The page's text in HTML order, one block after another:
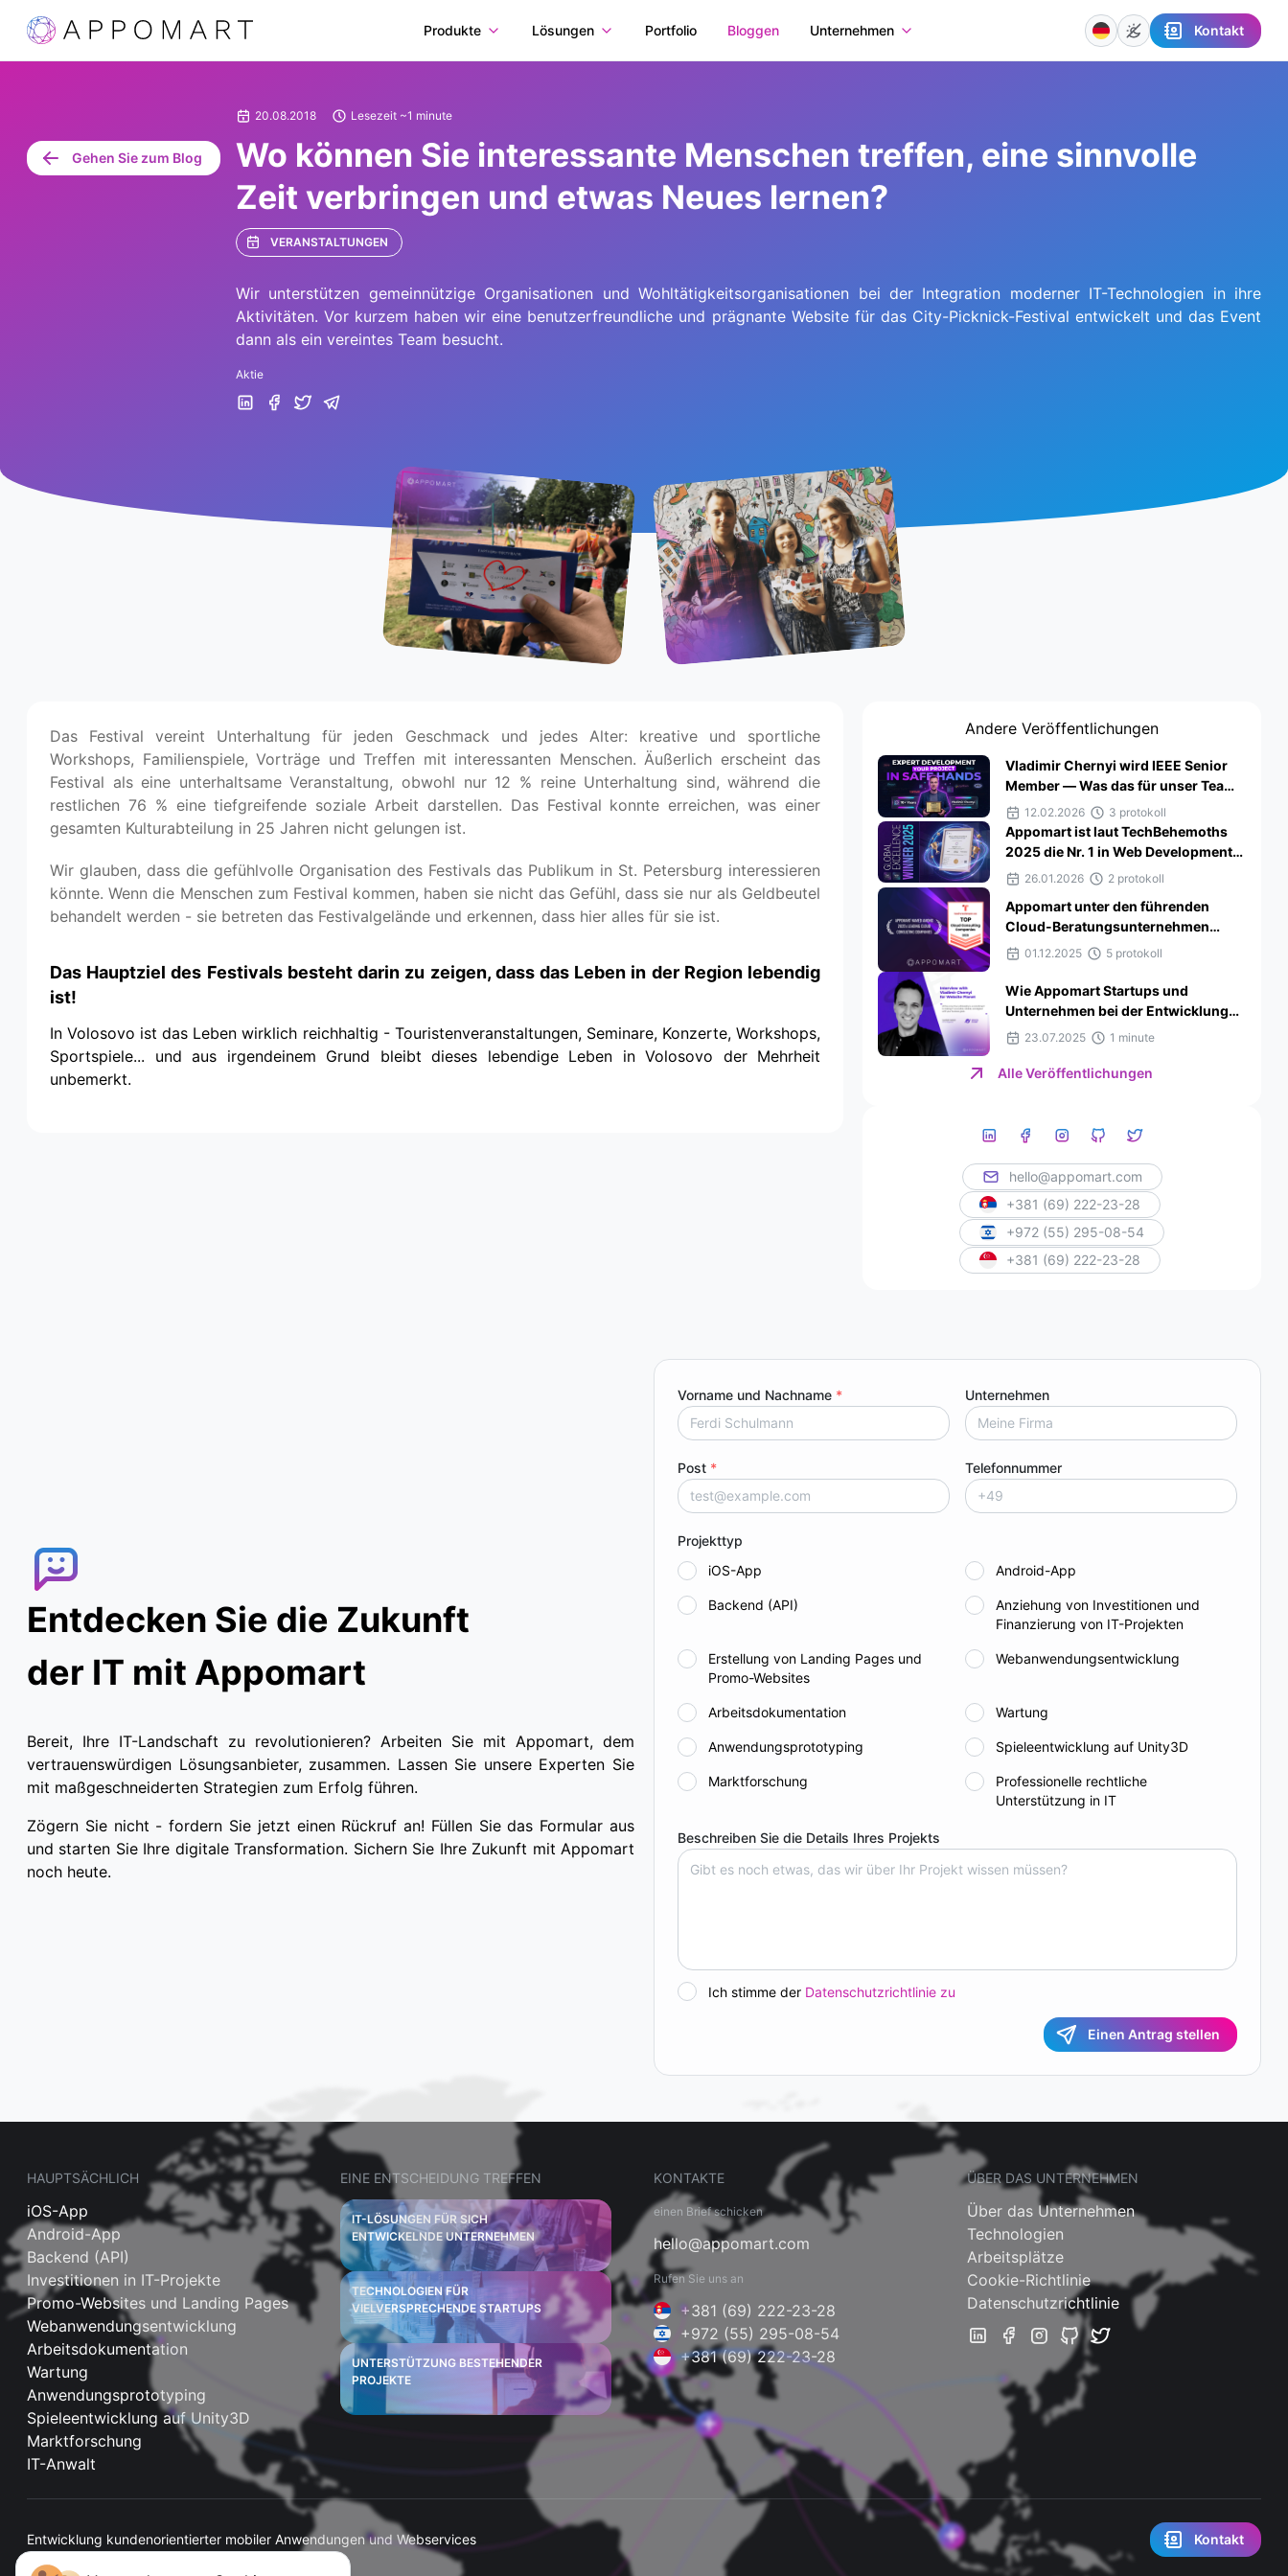
Produkte Lösungen Portfolio Bloggen Unternehmen Kontakt
Gehen Sie zum Blog
20.08.2018 Lesezeit ~1 minute
Wo können Sie interessante Menschen treffen, eine sinnvolle
Zeit verbringen und etwas Neues lernen?
VERANSTALTUNGEN
Wir unterstützen gemeinnützige Organisationen und Wohltätigkeitsorganisationen bei der Integration moderner IT-Technologien in ihre
Aktivitäten. Vor kurzem haben wir eine benutzerfreundliche und prägnante Website für das City-Picknick-Festival entwickelt und das Event
dann als ein vereintes Team besucht.
Aktie
Das Festival vereint Unterhaltung für jeden Geschmack und jedes Alter: kreative und sportliche
Workshops, Familienspiele, Vorträge und Treffen mit interessanten Menschen. Äußerlich erscheint das
Festival als eine unterhaltsame Veranstaltung, obwohl nur 12 % reine Unterhaltung sind, während die
restlichen 76 % eine tiefgreifende soziale Arbeit darstellen. Das Festival konnte erreichen, was einer
gesamten Kulturabteilung in 25 Jahren nicht gelungen ist.
Wir glauben, dass die gefühlvolle Organisation des Festivals das Publikum in St. Petersburg interessieren
könnte. Wenn die Menschen zum Festival kommen, haben sie nicht das Gefühl, dass sie nur als Geldbeutel
behandelt werden - sie betreten das Festivalgelände und erkennen, dass hier alles für sie ist.
Das Hauptziel des Festivals besteht darin zu zeigen, dass das Leben in der Region lebendig
ist!
In Volosovo ist das Leben wirklich reichhaltig - Touristenveranstaltungen, Seminare, Konzerte, Workshops,
Sportspiele... und aus irgendeinem Grund bleibt dieses lebendige Leben in Volosovo der Mehrheit
unbemerkt.
Andere Veröffentlichungen
Vladimir Chernyi wird IEEE Senior
Member — Was das für unser Team
und Kunden bedeutet
12.02.2026 3 protokoll
Appomart ist laut TechBehemoths
2025 die Nr. 1 in Web Development,
Mobile App Development und
26.01.2026 2 protokoll
Appomart unter den führenden
Cloud-Beratungsunternehmen
2025 von Techreviewer.co
01.12.2025 5 protokoll
Wie Appomart Startups und
Unternehmen bei der Entwicklung
erfolgreicher IT-Produkte
Planet
23.07.2025 1 minute
Alle Veröffentlichungen
hello@appomart.com
+381 (69) 222-23-28
+972 (55) 295-08-54
+381 (69) 222-23-28
Entdecken Sie die Zukunft
der IT mit Appomart
Bereit, Ihre IT-Landschaft zu revolutionieren? Arbeiten Sie mit Appomart, dem
vertrauenswürdigen Lösungsanbieter, zusammen. Lassen Sie unsere Experten Sie
mit maßgeschneiderten Strategien zum Erfolg führen.
Zögern Sie nicht - fordern Sie jetzt einen Rückruf an! Füllen Sie das Formular aus
und starten Sie Ihre digitale Transformation. Sichern Sie Ihre Zukunft mit Appomart
noch heute.
Vorname und Nachname * Unternehmen
Post * Telefonnummer
Projekttyp
iOS-App
Android-App
Backend (API)
Anziehung von Investitionen und
Finanzierung von IT-Projekten
Erstellung von Landing Pages und
Promo-Websites
Webanwendungsentwicklung
Arbeitsdokumentation Wartung
Anwendungsprototyping Spieleentwicklung auf Unity3D
Marktforschung
Professionelle rechtliche
Unterstützung in IT
Beschreiben Sie die Details Ihres Projekts
Ich stimme der Datenschutzrichtlinie zu
Einen Antrag stellen
HAUPTSÄCHLICH
iOS-App
Android-App
Backend (API)
Investitionen in IT-Projekte
Promo-Websites und Landing Pages
Webanwendungsentwicklung
Arbeitsdokumentation
Wartung
Anwendungsprototyping
Spieleentwicklung auf Unity3D
Marktforschung
IT-Anwalt
EINE ENTSCHEIDUNG TREFFEN
IT-LÖSUNGEN FÜR SICH
ENTWICKELNDE UNTERNEHMEN
TECHNOLOGIEN FÜR
VIELVERSPRECHENDE STARTUPS
UNTERSTÜTZUNG BESTEHENDER
PROJEKTE
KONTAKTE
einen Brief schicken
hello@appomart.com
Rufen Sie uns an
+381 (69) 222-23-28
+972 (55) 295-08-54
+381 (69) 222-23-28
ÜBER DAS UNTERNEHMEN
Über das Unternehmen
Technologien
Arbeitsplätze
Cookie-Richtlinie
Datenschutzrichtlinie
Entwicklung kundenorientierter mobiler Anwendungen und Webservices Kontakt